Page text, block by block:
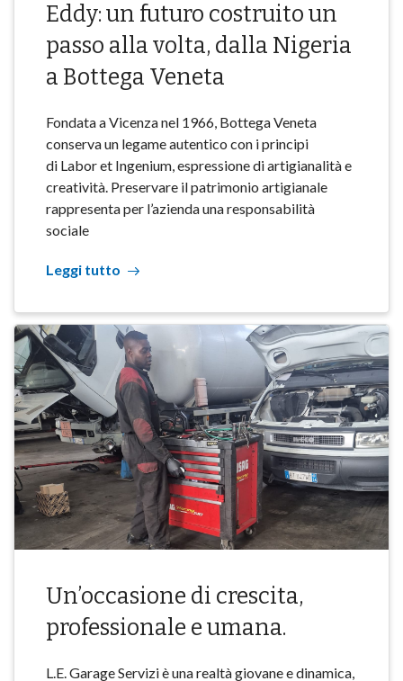
Eddy: un futuro costruito un
passo alla volta, dalla Nigeria
a Bottega Veneta
Fondata a Vicenza nel 1966, Bottega Veneta
conserva un legame autentico con i principi
di Labor et Ingenium, espressione di artigianalità e
creatività. Preservare il patrimonio artigianale
rappresenta per l’azienda una responsabilità
sociale
Leggi tutto
Un’occasione di crescita,
professionale e umana.
L.E. Garage Servizi è una realtà giovane e dinamica,